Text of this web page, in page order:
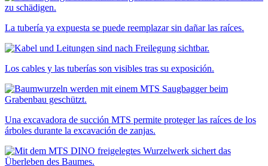
La tubería ya expuesta se puede reemplazar sin dañar las raíces.
Los cables y las tuberías son visibles tras su exposición.
Una excavadora de succión MTS permite proteger las raíces de los
árboles durante la excavación de zanjas.